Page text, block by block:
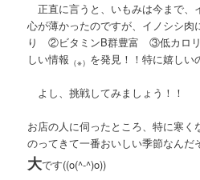
正直に言うと、いもみは今まで、
心が薄かったのですが、イノシシ
り ②ビタミンB群豊富 ③低カロリ
しい情報 （※） を発見！！特に嬉しい
よし、挑戦してみましょう！！
お店の人に伺ったところ、特に寒く
のってきて一番おいしい季節なんだ
大です((o(^-^)o))